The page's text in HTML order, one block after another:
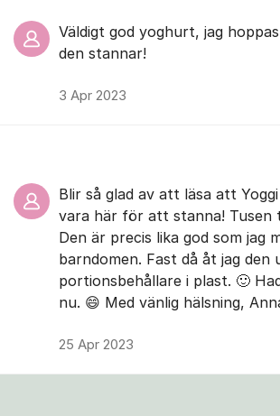
Väldigt god yoghurt, jag
den stannar!
3 Apr 2023
Blir så glad av att läsa att
vara här för att stanna! Tusen
Den är precis lika god som jag
barndomen. Fast då åt jag den
portionsbehållare i plast. 🙂
nu. 😄 Med vänlig hälsning,
25 Apr 2023